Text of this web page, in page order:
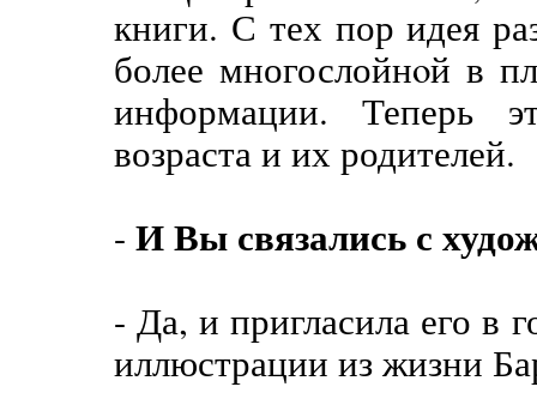
книги. С тех пор идея
более многослойнoй в
информации. Теперь
возраста и их родителей.
- И Вы связались с
- Да, и пригласила его в
иллюстрации из жизни